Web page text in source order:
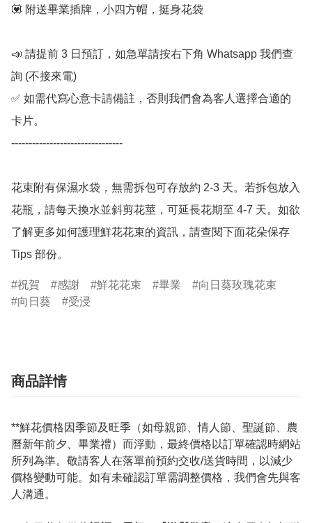
💟 附送畢業插牌，小四方帽，挺身花袋
📣 請提前 3 日預訂，如急單請按右下角 Whatsapp 我們查
詢 (不接來電)
✅ 如需代寫心意卡請備註，否則我們會為客人選擇合適的
卡片。
--------------------------------
花束附有保濕水袋，無需拆包可存放約 2-3 天。若拆包放入
花瓶，請每天換水並斜剪花莖，可延長花期至 4-7 天。如欲
了解更多如何護理鮮花花束的資訊，請查閱下面花朵保存
Tips 部份。
祝賀 感謝 鮮花花束 畢業
向日葵玫瑰花束
向日葵
受浸
商品詳情
**鮮花價格因季節及旺季（如母親節、情人節、聖誕節、農
曆新年前夕、畢業禮）而浮動，最終價格以訂單確認時網站
所列為準。敬請客人在落單前預約交收/送貨時間，以減少
價格變動可能。如有未確認訂單需調整價格，我們會先與客
人溝通。